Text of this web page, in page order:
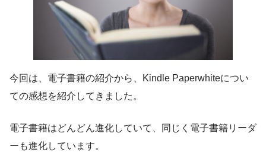
今回は、電子書籍の紹介から、Kindle Paperwhiteについ
ての感想を紹介してきました。
電子書籍はどんどん進化していて、同じく電子書籍リーダ
ーも進化しています。